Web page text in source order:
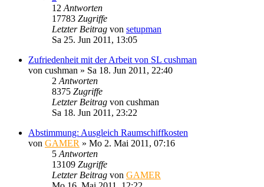
12 Antworten
17783 Zugriffe
Letzter Beitrag von setupman
Sa 25. Jun 2011, 13:05
Zufriedenheit mit der Arbeit von SL cushman
von cushman » Sa 18. Jun 2011, 22:40
2 Antworten
8375 Zugriffe
Letzter Beitrag von cushman
Sa 18. Jun 2011, 23:22
Abstimmung: Ausgleich Raumschiffkosten
von GAMER » Mo 2. Mai 2011, 07:16
5 Antworten
13109 Zugriffe
Letzter Beitrag von GAMER